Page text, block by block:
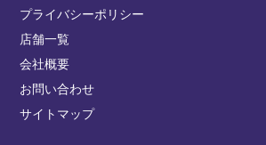
プライバシーポリシー
店舗一覧
会社概要
お問い合わせ
サイトマップ